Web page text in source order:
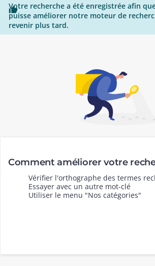

Votre recherche a été enregistrée afin
puisse améliorer notre moteur de
revenir plus tard.
Comment améliorer votre
Vérifier l'orthographe des termes
Essayer avec un autre mot-clé
Utiliser le menu "Nos catégories"